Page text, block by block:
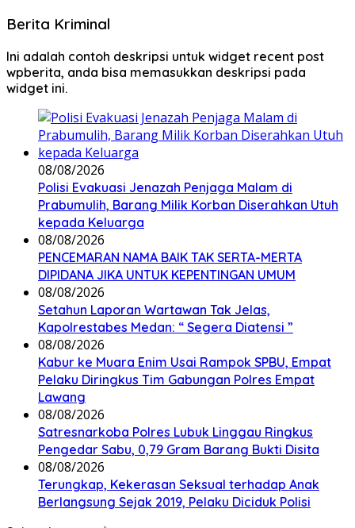
Berita Kriminal
Ini adalah contoh deskripsi untuk widget recent post
wpberita, anda bisa memasukkan deskripsi pada
widget ini.
08/08/2026
Polisi Evakuasi Jenazah Penjaga Malam di
Prabumulih, Barang Milik Korban Diserahkan Utuh
kepada Keluarga
08/08/2026
PENCEMARAN NAMA BAIK TAK SERTA-MERTA
DIPIDANA JIKA UNTUK KEPENTINGAN UMUM
08/08/2026
Setahun Laporan Wartawan Tak Jelas,
Kapolrestabes Medan: “ Segera Diatensi ”
08/08/2026
Kabur ke Muara Enim Usai Rampok SPBU, Empat
Pelaku Diringkus Tim Gabungan Polres Empat
Lawang
08/08/2026
Satresnarkoba Polres Lubuk Linggau Ringkus
Pengedar Sabu, 0,79 Gram Barang Bukti Disita
08/08/2026
Terungkap, Kekerasan Seksual terhadap Anak
Berlangsung Sejak 2019, Pelaku Diciduk Polisi